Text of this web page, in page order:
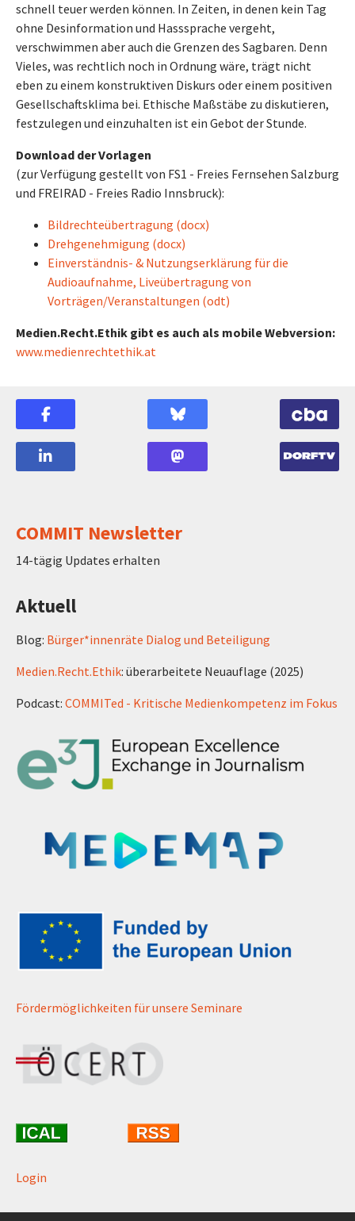
schnell teuer werden können. In Zeiten, in denen kein Tag
ohne Desinformation und Hasssprache vergeht,
verschwimmen aber auch die Grenzen des Sagbaren. Denn
Vieles, was rechtlich noch in Ordnung wäre, trägt nicht
eben zu einem konstruktiven Diskurs oder einem positiven
Gesellschaftsklima bei. Ethische Maßstäbe zu diskutieren,
festzulegen und einzuhalten ist ein Gebot der Stunde.
Download der Vorlagen
(zur Verfügung gestellt von FS1 - Freies Fernsehen Salzburg
und FREIRAD - Freies Radio Innsbruck):
Bildrechteübertragung (docx)
Drehgenehmigung (docx)
Einverständnis- & Nutzungserklärung für die
Audioaufnahme, Liveübertragung von
Vorträgen/Veranstaltungen (odt)
Medien.Recht.Ethik gibt es auch als mobile Webversion:
www.medienrechtethik.at
COMMIT Newsletter
14-tägig Updates erhalten
Aktuell
Blog: Bürger*innenräte Dialog und Beteiligung
Medien.Recht.Ethik: überarbeitete Neuauflage (2025)
Podcast: COMMITed - Kritische Medienkompetenz im Fokus
Fördermöglichkeiten für unsere Seminare
Login